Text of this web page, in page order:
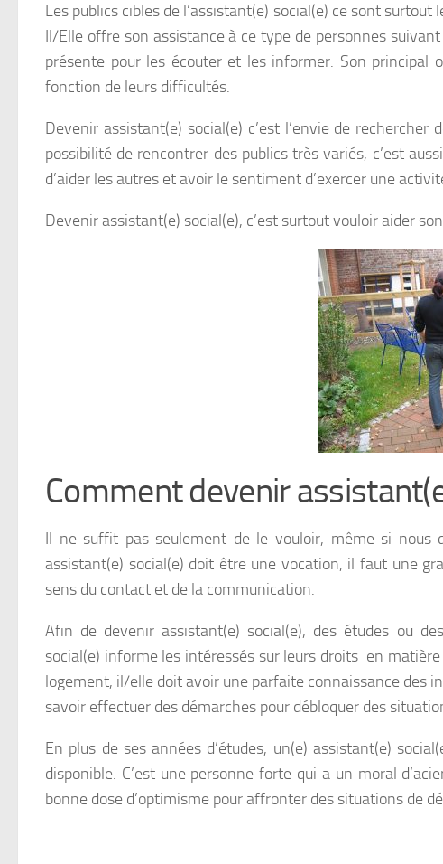
Les publics cibles de l’assistant(e) social(e) ce sont
Il/Elle offre son assistance à ce type de personnes
présente pour les écouter et les informer. Son principal
fonction de leurs difficultés.
Devenir assistant(e) social(e) c’est l’envie de
possibilité de rencontrer des publics très variés, c’est
d’aider les autres et avoir le sentiment d’exercer une
Devenir assistant(e) social(e), c’est surtout vouloir aider
Comment devenir
Il ne suffit pas seulement de le vouloir, même si nous
assistant(e) social(e) doit être une vocation, il faut une
sens du contact et de la communication.
Afin de devenir assistant(e) social(e), des études ou
social(e) informe les intéressés sur leurs droits en
logement, il/elle doit avoir une parfaite connaissance des
savoir effectuer des démarches pour débloquer des
En plus de ses années d’études, un(e) assistant(e)
disponible. C’est une personne forte qui a un moral
bonne dose d’optimisme pour affronter des situations de